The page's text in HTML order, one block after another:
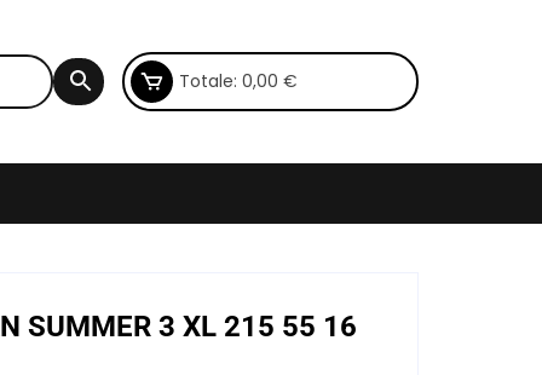
Totale: 0,00 €
SUMMER 3 XL 215 55 16